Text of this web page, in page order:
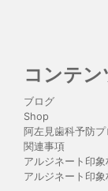
コンテン
ブログ
Shop
阿左見歯科予防プ
関連事項
アルジネート印
アルジネート印